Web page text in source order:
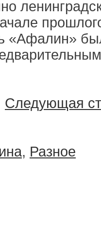
«Афалин»
Следующая
, Разное